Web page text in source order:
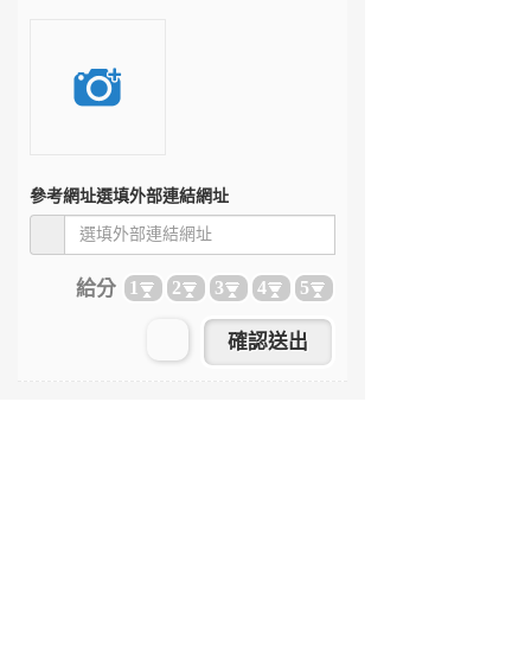
參考網址選填外部連結網址
給分 1 2 3 4 5